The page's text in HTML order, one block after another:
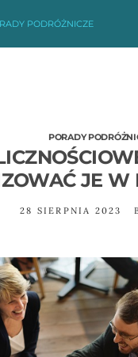
PODRÓŻNICZE
PORADY
JE W
28 SIERPNIA 2023